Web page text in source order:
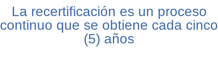
La recertificación es un proceso
continuo que se obtiene cada cinco
(5) años